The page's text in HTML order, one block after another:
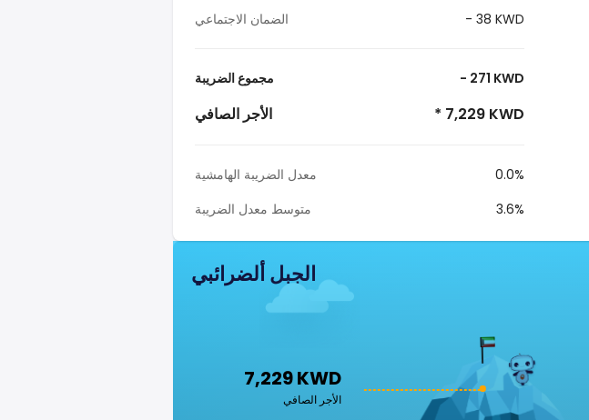
الضمان الاجتماعي
- 38 KWD
مجموع الضريبة - 271 KWD
الأجر الصافي * 7,229 KWD
معدل الضريبة الهامشية
0.0%
متوسط معدل الضريبة
3.6%
الجبل ألضرائبي
7,229 KWD
الأجر الصافي